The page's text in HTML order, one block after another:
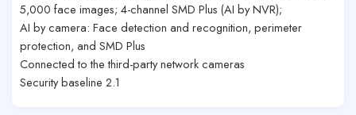
5,000 face images; 4-channel SMD Plus (AI by NVR);
AI by camera: Face detection and recognition, perimeter
protection, and SMD Plus
Connected to the third-partynetwork cameras
Security baseline 2.1